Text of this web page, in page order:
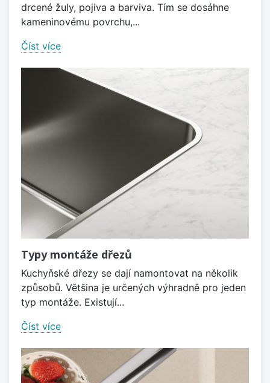
drcené žuly, pojiva a barviva. Tím se dosáhne
kameninovému povrchu,...
Číst více
Typy montáže dřezů
Kuchyňské dřezy se dají namontovat na několik
způsobů. Většina je určených výhradně pro jeden
typ montáže. Existují...
Číst více